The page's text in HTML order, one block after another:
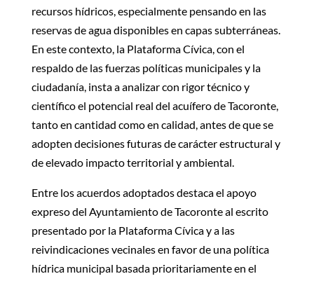
recursos hídricos, especialmente pensando en las
reservas de agua disponibles en capas subterráneas.
En este contexto, la Plataforma Cívica, con el
respaldo de las fuerzas políticas municipales y la
ciudadanía, insta a analizar con rigor técnico y
científico el potencial real del acuífero de Tacoronte,
tanto en cantidad como en calidad, antes de que se
adopten decisiones futuras de carácter estructural y
de elevado impacto territorial y ambiental.
Entre los acuerdos adoptados destaca el apoyo
expreso del Ayuntamiento de Tacoronte al escrito
presentado por la Plataforma Cívica y a las
reivindicaciones vecinales en favor de una política
hídrica municipal basada prioritariamente en el